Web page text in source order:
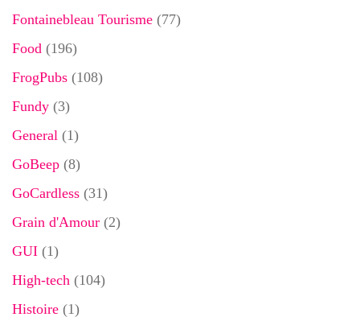
Fontainebleau Tourisme (77)
Food (196)
FrogPubs (108)
Fundy (3)
General (1)
GoBeep (8)
GoCardless (31)
Grain d'Amour (2)
GUI (1)
High-tech (104)
Histoire (1)